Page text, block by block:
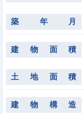
築 年 月
建 物 面 積
土 地 面 積
建 物 構 造